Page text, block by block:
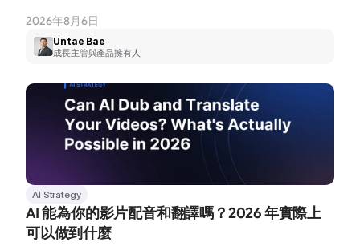
2026年8月6日
Untae Bae
成長主管與產品擁有人
AI Strategy
AI 能為你的影片配音和翻譯嗎？2026 年實際上
可以做到什麼